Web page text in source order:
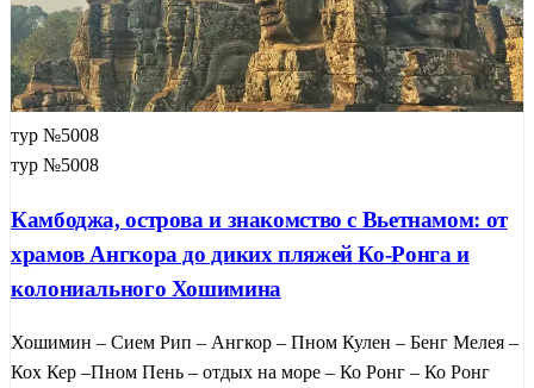
тур №5008
тур №5008
Камбоджа, острова и знакомство с Вьетнамом: от
храмов Ангкора до диких пляжей Ко-Ронга и
колониального Хошимина
Хошимин – Сием Рип – Ангкор – Пном Кулен – Бенг Мелея –
Кох Кер –Пном Пень – отдых на море – Ко Ронг – Ко Ронг